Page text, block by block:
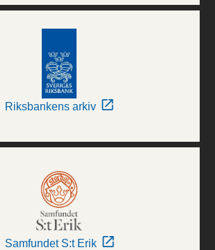
Riksbankens arkiv
Samfundet S:t Erik